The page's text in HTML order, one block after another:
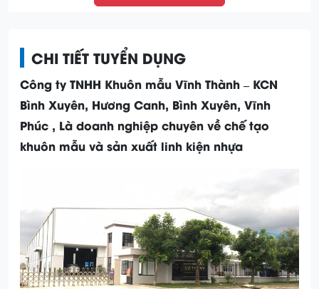
CHI TIẾT TUYỂN DỤNG
Công ty TNHH Khuôn mẫu Vĩnh Thành – KCN
Bình Xuyên, Hương Canh, Bình Xuyên, Vĩnh
Phúc , Là doanh nghiệp chuyên về chế tạo
khuôn mẫu và sản xuất linh kiện nhựa